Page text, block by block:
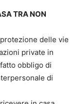
TRA NON
delle vie
private in
obbligo di
di